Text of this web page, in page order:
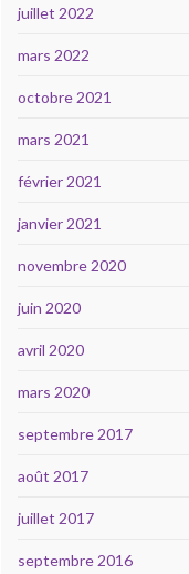
juillet 2022
mars 2022
octobre 2021
mars 2021
février 2021
janvier 2021
novembre 2020
juin 2020
avril 2020
mars 2020
septembre 2017
août 2017
juillet 2017
septembre 2016